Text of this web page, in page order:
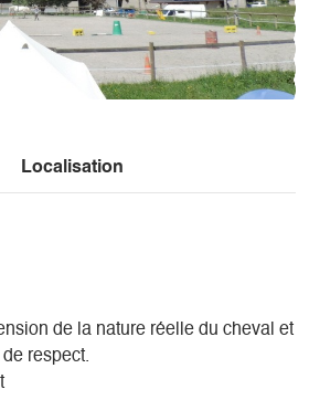
Localisation
de la nature réelle du cheval et
respect.